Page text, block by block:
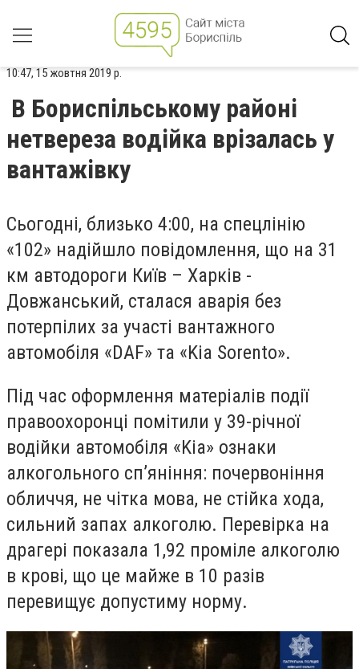
10:47, 15 жовтня 2019 р.
В Бориспільському районі
нетвереза водійка врізалась у
вантажівку
Сьогодні, близько 4:00, на спецлінію
«102» надійшло повідомлення, що на 31
км автодороги Київ – Харків -
Довжанський, сталася аварія без
потерпілих за участі вантажного
автомобіля «DAF» та «Kia Sorento».
Під час оформлення матеріалів події
правоохоронці помітили у 39-річної
водійки автомобіля «Kia» ознаки
алкогольного сп’яніння: почервоніння
обличчя, не чітка мова, не стійка хода,
сильний запах алкоголю. Перевірка на
драгері показала 1,92 проміле алкоголю
в крові, що це майже в 10 разів
перевищує допустиму норму.